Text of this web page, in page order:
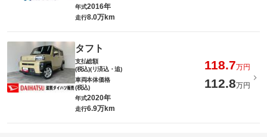
年式2016年
走行8.0万km
タフト
支払総額
(税込)(リ済込・追)
118.7万円
車両本体価格
(税込)
112.8万円
年式2020年
走行6.9万km